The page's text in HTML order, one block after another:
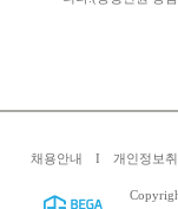
채용안내 I 개인정보